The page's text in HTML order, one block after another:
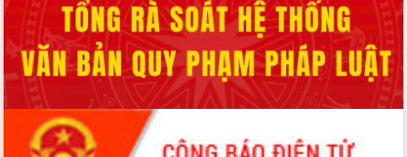
với Tập đoàn Bưu chính Viễn thông
Việt Nam
Thứ trưởng Bộ Y tế làm việc với tỉnh
Đắk Lắk về phát triển nhân lực y tế
cho trạm y tế cấp xã
Du lịch Đắk Lắk nâng tầm trải nghiệm
du khách thông qua Hệ thống cơ sở dữ
liệu và Bản đồ số